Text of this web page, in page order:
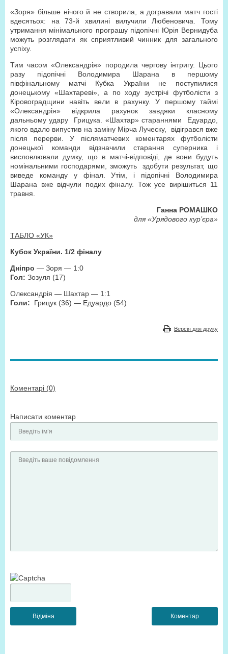
«Зоря» більше нічого й не створила, а догравали матч гості
вдесятьох: на 73-й хвилині вилучили Любеновича. Тому
утримання мінімального програшу підопічні Юрія Вернидуба
можуть розглядати як сприятливий чинник для загального
успіху.
Тим часом «Олександрія» породила чергову інтригу. Цього
разу підопічні Володимира Шарана в першому
півфінальному матчі Кубка України не поступилися
донецькому «Шахтареві», а по ходу зустрічі футболісти з
Кіровоградщини навіть вели в рахунку. У першому таймі
«Олександрія» відкрила рахунок завдяки класному
дальньому удару Грицука. «Шахтар» стараннями Едуардо,
якого вдало випустив на заміну Мірча Луческу, відігрався вже
після перерви. У післяматчевих коментарях футболісти
донецької команди відзначили старання суперника і
висловлювали думку, що в матчі-відповіді, де вони будуть
номінальними господарями, зможуть здобути результат, що
виведе команду у фінал. Утім, і підопічні Володимира
Шарана вже відчули подих фіналу. Тож усе вирішиться 11
травня.
Ганна РОМАШКО
для «Урядового кур’єра»
ТАБЛО «УК»
Кубок України. 1/2 фіналу
Дніпро — Зоря — 1:0
Гол: Зозуля (17)
Олександрія — Шахтар — 1:1
Голи: Грицук (36) — Едуардо (54)
Версія для друку
Коментарі (0)
Написати коментар